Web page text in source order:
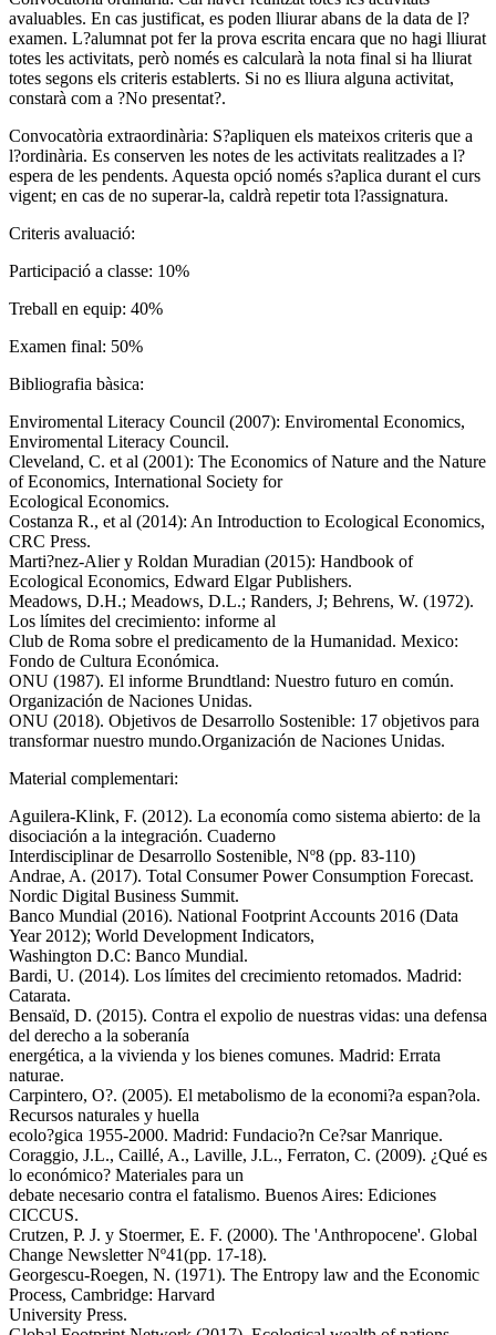
avaluables. En cas justificat, es poden lliurar abans de la data de l?
examen. L?alumnat pot fer la prova escrita encara que no hagi lliurat
totes les activitats, però només es calcularà la nota final si ha lliurat
totes segons els criteris establerts. Si no es lliura alguna activitat,
constarà com a ?No presentat?.
Convocatòria extraordinària: S?apliquen els mateixos criteris que a
l?ordinària. Es conserven les notes de les activitats realitzades a l?
espera de les pendents. Aquesta opció només s?aplica durant el curs
vigent; en cas de no superar-la, caldrà repetir tota l?assignatura.
Criteris avaluació:
Participació a classe: 10%
Treball en equip: 40%
Examen final: 50%
Bibliografia bàsica:
Enviromental Literacy Council (2007): Enviromental Economics,
Enviromental Literacy Council.
Cleveland, C. et al (2001): The Economics of Nature and the Nature
of Economics, International Society for
Ecological Economics.
Costanza R., et al (2014): An Introduction to Ecological Economics,
CRC Press.
Marti?nez-Alier y Roldan Muradian (2015): Handbook of
Ecological Economics, Edward Elgar Publishers.
Meadows, D.H.; Meadows, D.L.; Randers, J; Behrens, W. (1972).
Los límites del crecimiento: informe al
Club de Roma sobre el predicamento de la Humanidad. Mexico:
Fondo de Cultura Económica.
ONU (1987). El informe Brundtland: Nuestro futuro en común.
Organización de Naciones Unidas.
ONU (2018). Objetivos de Desarrollo Sostenible: 17 objetivos para
transformar nuestro mundo.Organización de Naciones Unidas.
Material complementari:
Aguilera-Klink, F. (2012). La economía como sistema abierto: de la
disociación a la integración. Cuaderno
Interdisciplinar de Desarrollo Sostenible, Nº8 (pp. 83-110)
Andrae, A. (2017). Total Consumer Power Consumption Forecast.
Nordic Digital Business Summit.
Banco Mundial (2016). National Footprint Accounts 2016 (Data
Year 2012); World Development Indicators,
Washington D.C: Banco Mundial.
Bardi, U. (2014). Los límites del crecimiento retomados. Madrid:
Catarata.
Bensaïd, D. (2015). Contra el expolio de nuestras vidas: una defensa
del derecho a la soberanía
energética, a la vivienda y los bienes comunes. Madrid: Errata
naturae.
Carpintero, O?. (2005). El metabolismo de la economi?a espan?ola.
Recursos naturales y huella
ecolo?gica 1955-2000. Madrid: Fundacio?n Ce?sar Manrique.
Coraggio, J.L., Caillé, A., Laville, J.L., Ferraton, C. (2009). ¿Qué es
lo económico? Materiales para un
debate necesario contra el fatalismo. Buenos Aires: Ediciones
CICCUS.
Crutzen, P. J. y Stoermer, E. F. (2000). The 'Anthropocene'. Global
Change Newsletter Nº41(pp. 17-18).
Georgescu-Roegen, N. (1971). The Entropy law and the Economic
Process, Cambridge: Harvard
University Press.